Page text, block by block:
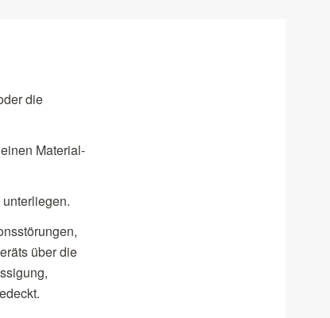
die
Material-
über die